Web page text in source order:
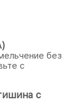
без
с
с